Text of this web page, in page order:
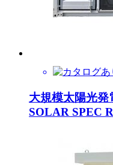
大規模太陽光発
SOLAR SPEC